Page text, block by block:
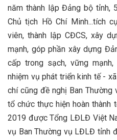
năm thành lập Đảng bộ tỉnh,
Chủ tịch Hồ Chí Minh...tích
viên, thành lập CĐCS, xây
mạnh, góp phần xây dựng
cấp trong sạch, vững
nhiệm vụ phát triển kinh tế -
chí cũng đề nghị Ban
tổ chức thực hiện hoàn thành
2019 được Tổng LĐLĐ Việt
vụ Ban Thường vụ LĐLĐ tỉnh